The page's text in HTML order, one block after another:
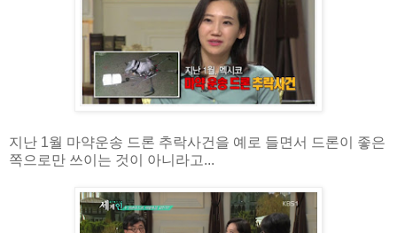
지난 1월 마약운송 드론 추락사건을 예로 들면서 드론이 좋은
쪽으로만 쓰이는 것이 아니라고...